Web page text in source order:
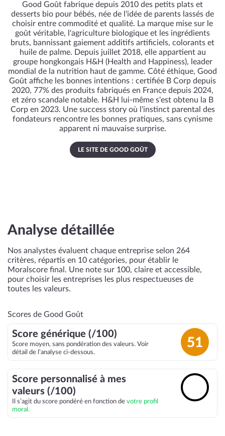
Good Goût fabrique depuis 2010 des petits plats et
desserts bio pour bébés, née de l'idée de parents lassés de
choisir entre commodité et qualité. La marque mise sur le
goût véritable, l'agriculture biologique et les ingrédients
bruts, bannissant gaiement additifs artificiels, colorants et
huile de palme. Depuis juillet 2018, elle appartient au
groupe hongkongais H&H (Health and Happiness), leader
mondial de la nutrition haut de gamme. Côté éthique, Good
Goût affiche les bonnes intentions : certifiée B Corp depuis
2020, 77% des produits fabriqués en France depuis 2024,
et zéro scandale notable. H&H lui-même s'est obtenu la B
Corp en 2023. Une success story où l'instinct parental des
fondateurs rencontre les bonnes pratiques, sans cynisme
apparent ni mauvaise surprise.
LE SITE DE GOOD GOÛT
Analyse détaillée
Nos analystes évaluent chaque entreprise selon 264
critères, répartis en 10 catégories, pour établir le
Moralscore final. Une note sur 100, claire et accessible,
pour choisir les entreprises les plus respectueuses de
toutes les valeurs.
Scores de Good Goût
Score générique (/100)
Score moyen, sans pondération des valeurs. Voir
détail de l’analyse ci-dessous.
51
Score personnalisé à mes
valeurs (/100)
Il s’agit du score pondéré en fonction de votre profil
moral.